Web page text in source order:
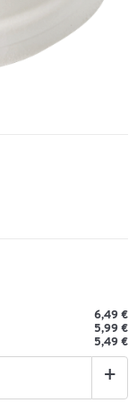
6,49 €
5,99 €
5,49 €
+